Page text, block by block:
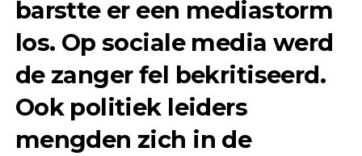
barstte er een mediastorm
los. Op sociale media werd
de zanger fel bekritiseerd.
Ook politiek leiders
mengden zich in de